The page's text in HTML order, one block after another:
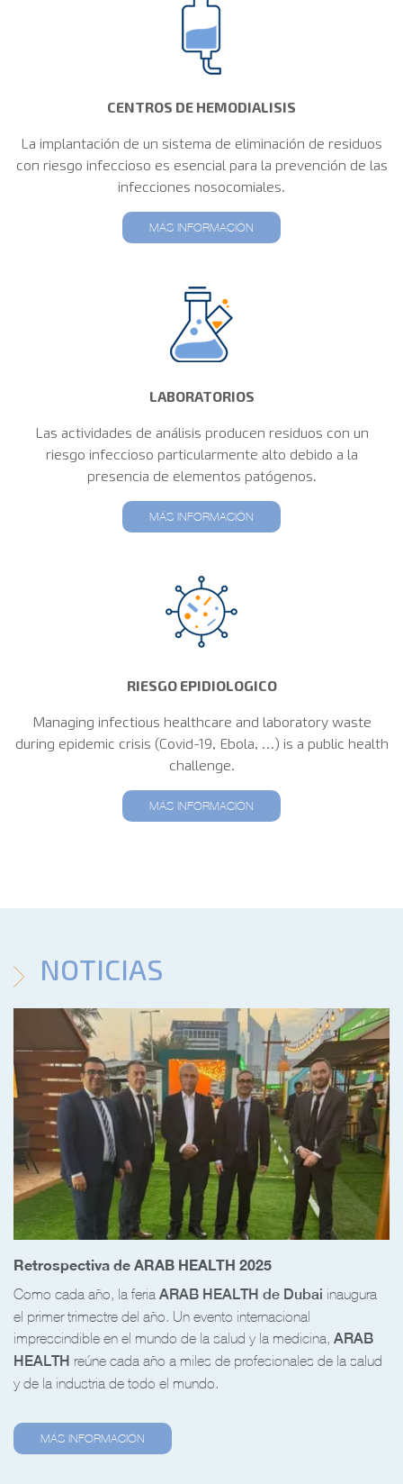
CENTROS DE HEMODIALISIS
La implantación de un sistema de eliminación de residuos
con riesgo infeccioso es esencial para la prevención de las
infecciones nosocomiales.
MÁS INFORMACIÓN
LABORATORIOS
Las actividades de análisis producen residuos con un
riesgo infeccioso particularmente alto debido a la
presencia de elementos patógenos.
MÁS INFORMACIÓN
RIESGO EPIDIOLOGICO
Managing infectious healthcare and laboratory waste
during epidemic crisis (Covid-19, Ebola, …) is a public health
challenge.
MÁS INFORMACIÓN
NOTICIAS
Retrospectiva de ARAB HEALTH 2025
Como cada año, la feria ARAB HEALTH de Dubai inaugura
el primer trimestre del año. Un evento internacional
imprescindible en el mundo de la salud y la medicina, ARAB
HEALTH reúne cada año a miles de profesionales de la salud
y de la industria de todo el mundo.
MÁS INFORMACIÓN